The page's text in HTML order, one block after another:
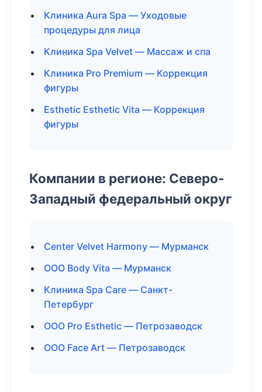
Клиника Aura Spa — Уходовые
процедуры для лица
Клиника Spa Velvet — Массаж и спа
Клиника Pro Premium — Коррекция
фигуры
Esthetic Esthetic Vita — Коррекция
фигуры
Компании в регионе: Северо-
Западный федеральный округ
Center Velvet Harmony — Мурманск
ООО Body Vita — Мурманск
Клиника Spa Care — Санкт-
Петербург
ООО Pro Esthetic — Петрозаводск
ООО Face Art — Петрозаводск